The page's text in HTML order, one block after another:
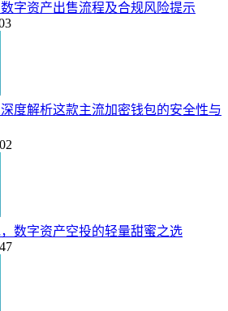
字资产出售流程及合规风险提示
度解析这款主流加密钱包的安全性与
数字资产空投的轻量甜蜜之选